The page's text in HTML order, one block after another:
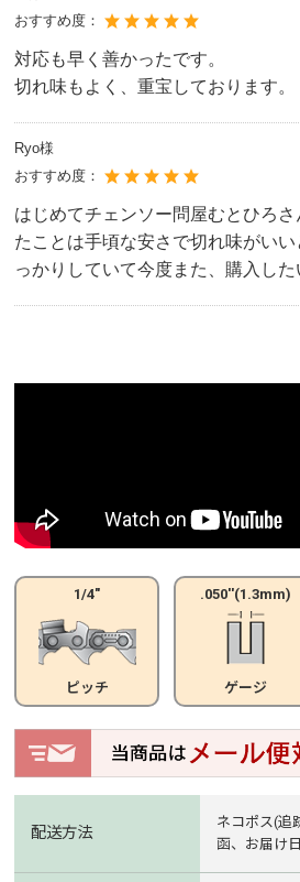
おすすめ度：
対応も早く善かったです。
切れ味もよく、重宝しております。
Ryo様
おすすめ度：
はじめてチェンソー問屋むとひろ
たことは手頃な安さで切れ味がい
っかりしていて今度また、購入した
1/4"
ピッチ
.050''(1.3mm)
ゲージ
配送方法
ネコポス(追
函、お届け